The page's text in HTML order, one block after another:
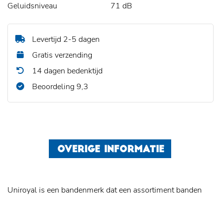
Geluidsniveau
71 dB
Levertijd 2-5 dagen
Gratis verzending
14 dagen bedenktijd
Beoordeling 9,3
OVERIGE INFORMATIE
Uniroyal is een bandenmerk dat een assortiment banden